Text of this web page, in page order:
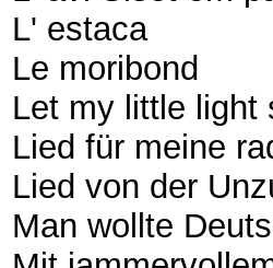
L' estaca
Le moribond
Let my little light
Lied für meine
Lied von der
Man wollte